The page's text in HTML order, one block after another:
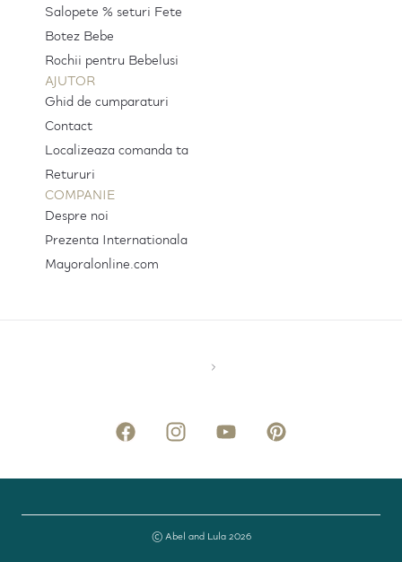
Salopete % seturi Fete
Botez Bebe
Rochii pentru Bebelusi
AJUTOR
Ghid de cumparaturi
Contact
Localizeaza comanda ta
Retururi
COMPANIE
Despre noi
Prezenta Internationala
Mayoralonline.com
© Abel and Lula 2026